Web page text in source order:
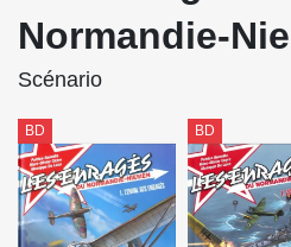
Normandie-
Scénario
BD BD